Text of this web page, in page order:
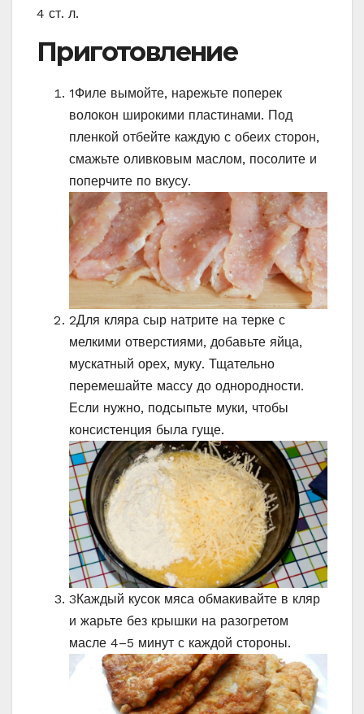
4 ст. л.
Приготовление
1Филе вымойте, нарежьте поперек
волокон широкими пластинами. Под
пленкой отбейте каждую с обеих сторон,
смажьте оливковым маслом, посолите и
поперчите по вкусу.
2Для кляра сыр натрите на терке с
мелкими отверстиями, добавьте яйца,
мускатный орех, муку. Тщательно
перемешайте массу до однородности.
Если нужно, подсыпьте муки, чтобы
консистенция была гуще.
3Каждый кусок мяса обмакивайте в кляр
и жарьте без крышки на разогретом
масле 4–5 минут с каждой стороны.